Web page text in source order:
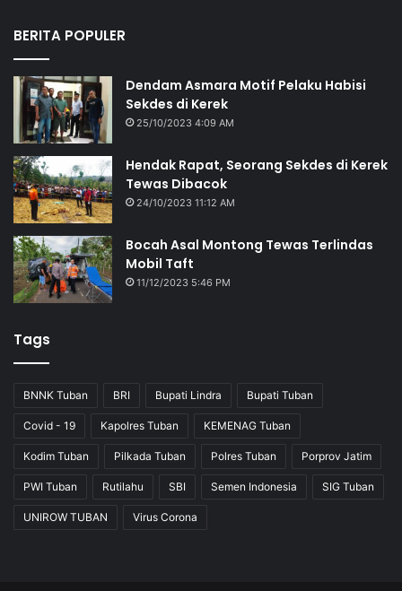
BERITA POPULER
Dendam Asmara Motif Pelaku Habisi
Sekdes di Kerek
25/10/2023 4:09 AM
Hendak Rapat, Seorang Sekdes di Kerek
Tewas Dibacok
24/10/2023 11:12 AM
Bocah Asal Montong Tewas Terlindas
Mobil Taft
11/12/2023 5:46 PM
Tags
BNNK Tuban BRI Bupati Lindra Bupati Tuban
Covid - 19 Kapolres Tuban KEMENAG Tuban
Kodim Tuban Pilkada Tuban Polres Tuban Porprov Jatim
PWI Tuban Rutilahu SBI Semen Indonesia SIG Tuban
UNIROW TUBAN Virus Corona